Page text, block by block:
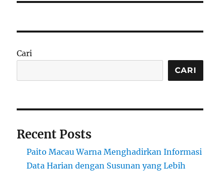
Cari
CARI
Recent Posts
Paito Macau Warna Menghadirkan Informasi
Data Harian dengan Susunan yang Lebih